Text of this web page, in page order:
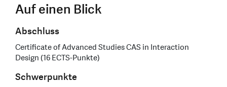
Auf einen Blick
Abschluss
Certificate of Advanced Studies CAS in Interaction
Design (16 ECTS-Punkte)
Schwerpunkte